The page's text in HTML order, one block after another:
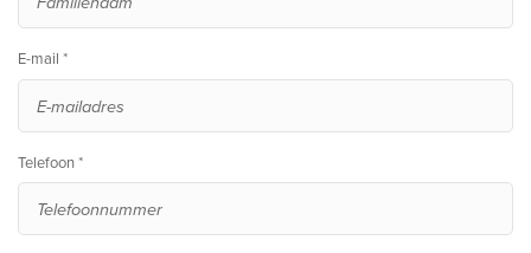
E-mail *
Telefoon *